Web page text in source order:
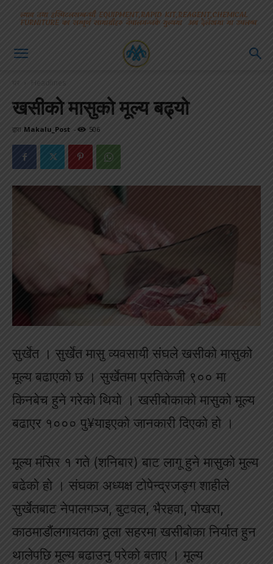
घर Headlines
खसीको मासुको मूल्य बढ्यो
द्वारा Makalu_Post - 506
सुर्खेत । सुर्खेत मासु व्यवसायी संघले खसीको मासुको
मूल्य बढाएकाे छ । सुर्खेतमा प्रतिकेजी ९०० मा
किनबेच हुने गरेकाे थियाे । खसीबोकाको मासुको मूल्य
बढाएर १००० पु¥याइएको जानकारी दिएकाे हाे ।
मूल्य मंसिर १ गते (शनिबार) बाट लागू हुने मासुकाे मुल्य
बढेकाे हाे । संघका अध्यक्ष टोपेन्द्रजङ्ग शाहीले
सुर्खेतबाट नेपालगञ्ज, बुटवल, भैरहवा, पोखरा,
काठमाडौंलगायतका ठूला सहरमा खसीबोका निर्यात हुन
थालेपछि मूल्य बढाउनु परेको बताए । मूल्य